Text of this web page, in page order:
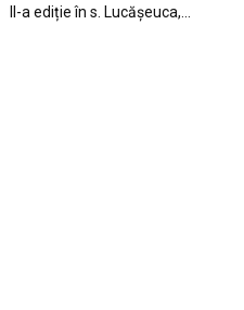
II-a ediție în s. Lucășeuca,...